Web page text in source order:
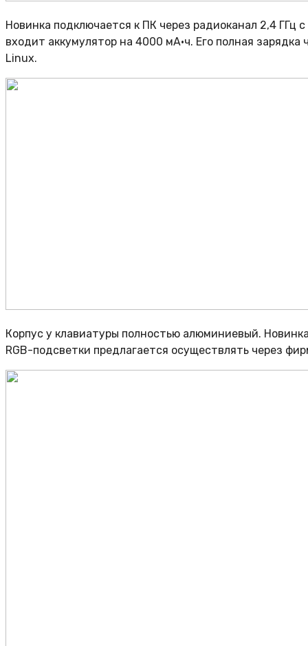
Новинка подключается к ПК через радиоканал 2,4
входит аккумулятор на 4000 мА·ч. Его полная
Linux.
Корпус у клавиатуры полностью алюминиевый.
RGB-подсветки предлагается осуществлять через